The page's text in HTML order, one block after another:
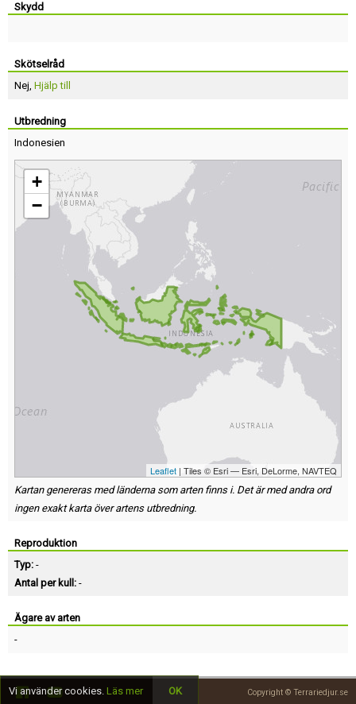
Skydd
Skötselråd
Nej, Hjälp till
Utbredning
Indonesien
+
−
Leaflet | Tiles © Esri — Esri, DeLorme, NAVTEQ
Kartan genereras med länderna som arten finns i. Det är med andra ord
ingen exakt karta över artens utbredning.
Reproduktion
Typ: -
Antal per kull: -
Ägare av arten
-
Copyright © Terrariedjur.se
Vi använder cookies. Läs mer OK